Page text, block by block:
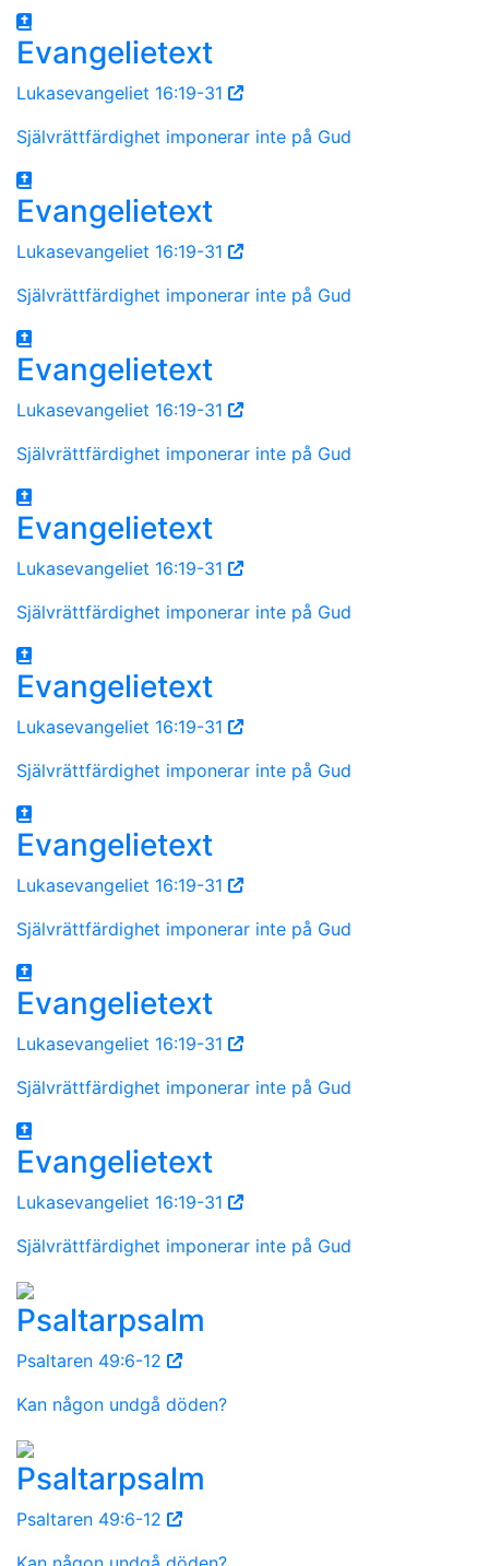
Evangelietext
Lukasevangeliet 16:19-31
Självrättfärdighet imponerar inte på Gud
Evangelietext
Lukasevangeliet 16:19-31
Självrättfärdighet imponerar inte på Gud
Evangelietext
Lukasevangeliet 16:19-31
Självrättfärdighet imponerar inte på Gud
Evangelietext
Lukasevangeliet 16:19-31
Självrättfärdighet imponerar inte på Gud
Evangelietext
Lukasevangeliet 16:19-31
Självrättfärdighet imponerar inte på Gud
Evangelietext
Lukasevangeliet 16:19-31
Självrättfärdighet imponerar inte på Gud
Evangelietext
Lukasevangeliet 16:19-31
Självrättfärdighet imponerar inte på Gud
Evangelietext
Lukasevangeliet 16:19-31
Självrättfärdighet imponerar inte på Gud
Psaltarpsalm
Psaltaren 49:6-12
Kan någon undgå döden?
Psaltarpsalm
Psaltaren 49:6-12